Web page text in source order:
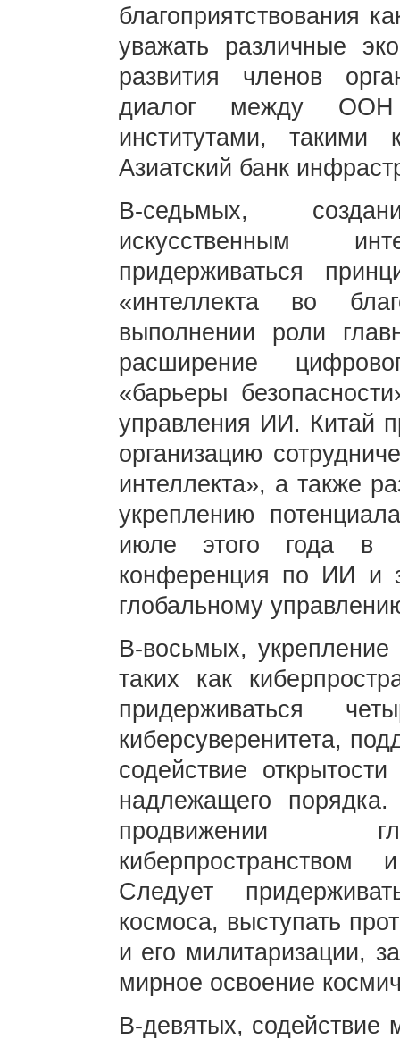
благоприятствования
уважать различные
развития членов
диалог между
институтами,
Азиатский банк
В-седьмых,
искусственным
придерживаться
«интеллекта во
выполнении роли
расширение
«барьеры
управления ИИ. Китай
организацию
интеллекта», а также
укреплению
июле этого года в
конференция по ИИ и
глобальному
В-восьмых,
таких как
придерживаться
киберсуверенитета,
содействие
надлежащего
продвижении
Следует
космоса, выступать
и его милитаризации,
мирное освоение
В-девятых,